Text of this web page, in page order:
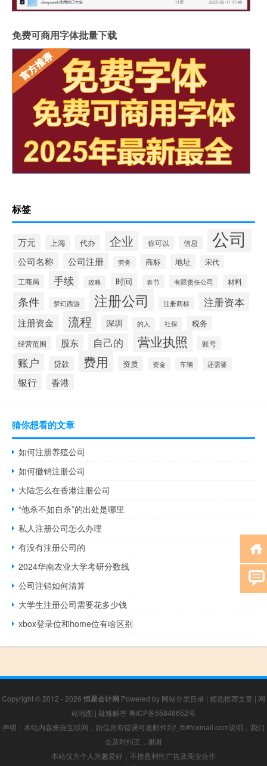
免费可商用字体批量下载
标签
万元 上海 代办 企业 你可以 信息 公司
公司名称 公司注册 劳务 商标 地址 宋代
工商局 手续 攻略 时间 春节 有限责任公司 材料
条件 梦幻西游 注册公司 注册商标 注册资本
注册资金 流程 深圳 的人 社保 税务
经营范围 股东 自己的 营业执照 账号
账户 贷款 费用 资质 资金 车辆 还需要
银行 香港
猜你想看的文章
如何注册养殖公司
如何撤销注册公司
大陆怎么在香港注册公司
“他杀不如自杀”的出处是哪里
私人注册公司怎么办理
有没有注册公司的
2024华南农业大学考研分数线
公司注销如何清算
大学生注册公司需要花多少钱
xbox登录位和home位有啥区别
Copyright © 2012 - 2026 恒星会计网 Powered by 网站分类目录 | 精选推荐文章 | 网
站地图 | 疑难解答 粤ICP备55846652号
声明：本站内容来自互联网，如信息有错误可发邮件到f_fb#foxmail.com说明，我们
会及时纠正，谢谢
本站仅为个人兴趣爱好，不接盈利性广告及商业合作